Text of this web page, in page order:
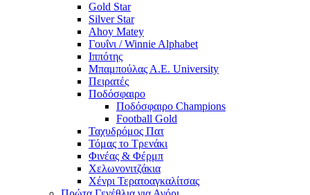
Gold Star
Silver Star
Ahoy Matey
Γουΐνι / Winnie Alphabet
Ιππότης
Μπαμπούλας Α.Ε. University
Πειρατές
Ποδόσφαιρο
Ποδόσφαιρο Champions
Football Gold
Ταχυδρόμος Πατ
Τόμας το Τρενάκι
Φινέας & Φέρμπ
Χελωνονιτζάκια
Χένρι Τερατοαγκαλίτσας